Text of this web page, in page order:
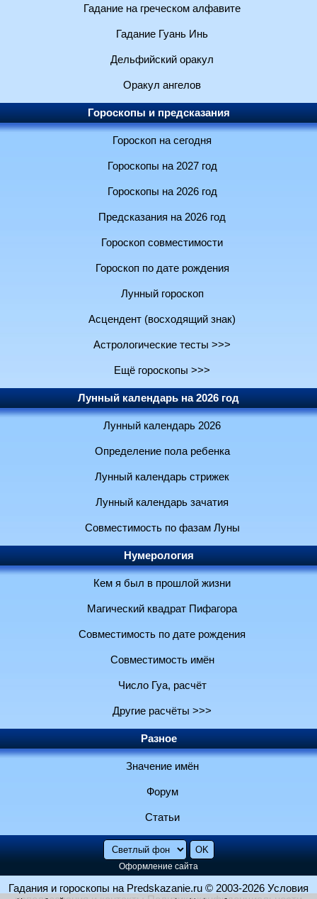
Гадание на греческом алфавите
Гадание Гуань Инь
Дельфийский оракул
Оракул ангелов
Гороскопы и предсказания
Гороскоп на сегодня
Гороскопы на 2027 год
Гороскопы на 2026 год
Предсказания на 2026 год
Гороскоп совместимости
Гороскоп по дате рождения
Лунный гороскоп
Асцендент (восходящий знак)
Астрологические тесты >>>
Ещё гороскопы >>>
Лунный календарь на 2026 год
Лунный календарь 2026
Определение пола ребенка
Лунный календарь стрижек
Лунный календарь зачатия
Совместимость по фазам Луны
Нумерология
Кем я был в прошлой жизни
Магический квадрат Пифагора
Совместимость по дате рождения
Совместимость имён
Число Гуа, расчёт
Другие расчёты >>>
Разное
Значение имён
Форум
Статьи
Оформление сайта
Гадания и гороскопы на Predskazanie.ru © 2003-2026 Условия